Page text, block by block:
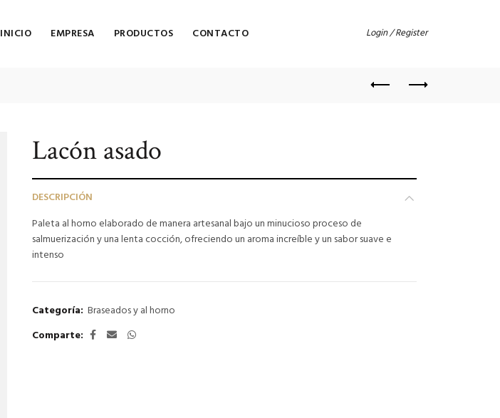
INICIO EMPRESA PRODUCTOS CONTACTO Login / Register
Lacón asado
DESCRIPCIÓN
Paleta al horno elaborado de manera artesanal bajo un minucioso proceso de
salmuerización y una lenta cocción, ofreciendo un aroma increíble y un sabor suave e
intenso
Categoría: Braseados y al horno
Comparte